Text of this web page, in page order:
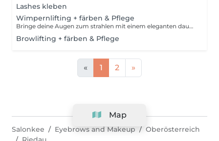
Lashes kleben
Wimpernlifting + färben & Pflege
Bringe deine Augen zum strahlen mit einem eleganten dauerhaften Schwung für 3 Wochen inklusive Wimpern färben
Browlifting + färben & Pflege
« 1 2 »
Map
Salonkee Eyebrows and Makeup
Oberösterreich